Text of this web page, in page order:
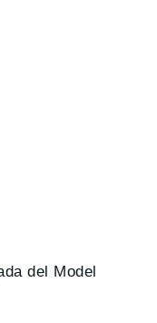
del Model